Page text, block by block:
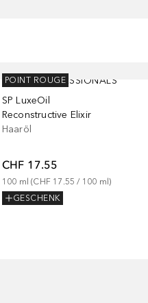
WELLA PROFESSIONALS
SP LuxeOil
Reconstructive Elixir
Haaröl
CHF 17.55
100 ml (CHF 17.55 / 100 ml)
GESCHENK
POINT ROUGE